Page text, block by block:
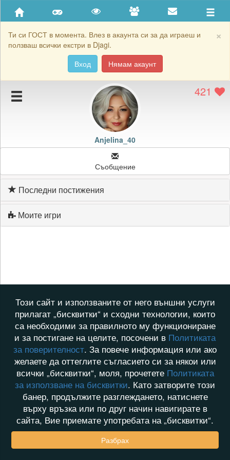
×
Ти си ГОСТ в момента. Влез в акаунта си за да играеш и
ползваш всички екстри в Djagi.
Вход
Нямам акаунт
Приятели
Хронология на игри
Подаръците на Anjelina_40
Картичките на Anjelina_40
Блокирай Anjelina_40
421
Anjelina_40
Съобщение
Последни постижения
Моите игри
Този сайт и използваните от него външни услуги
прилагат „бисквитки“ и сходни технологии, които
са необходими за правилното му функциониране
и за постигане на целите, посочени в Политиката
за поверителност. За повече информация или ако
желаете да оттеглите съгласието си за някои или
всички „бисквитки“, моля, прочетете Политиката
за използване на бисквитки. Като затворите този
банер, продължите разглеждането, натиснете
върху връзка или по друг начин навигирате в
сайта, Вие приемате употребата на „бисквитки“.
Разбрах